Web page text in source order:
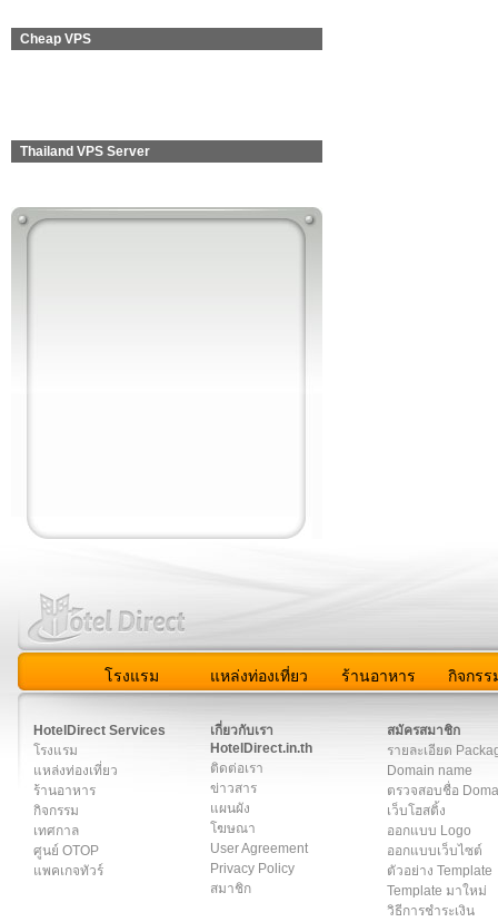
Cheap VPS
Thailand VPS Server
โรงแรม แหล่งท่องเที่ยว ร้านอาหาร กิจกรร
HotelDirect Services
โรงแรม
แหล่งท่องเที่ยว
ร้านอาหาร
กิจกรรม
เทศกาล
ศูนย์ OTOP
แพคเกจทัวร์
เกี่ยวกับเรา
HotelDirect.in.th
ติดต่อเรา
ข่าวสาร
แผนผัง
โฆษณา
User Agreement
Privacy Policy
สมาชิก
สมัครสมาชิก
รายละเอียด
Domain name
ตรวจสอบชื่อ
เว็บโฮสติ้ง
ออกแบบ Logo
ออกแบบเว็บไซต์
ตัวอย่าง Template
Template มาใหม่
วิธีการชำระเงิน